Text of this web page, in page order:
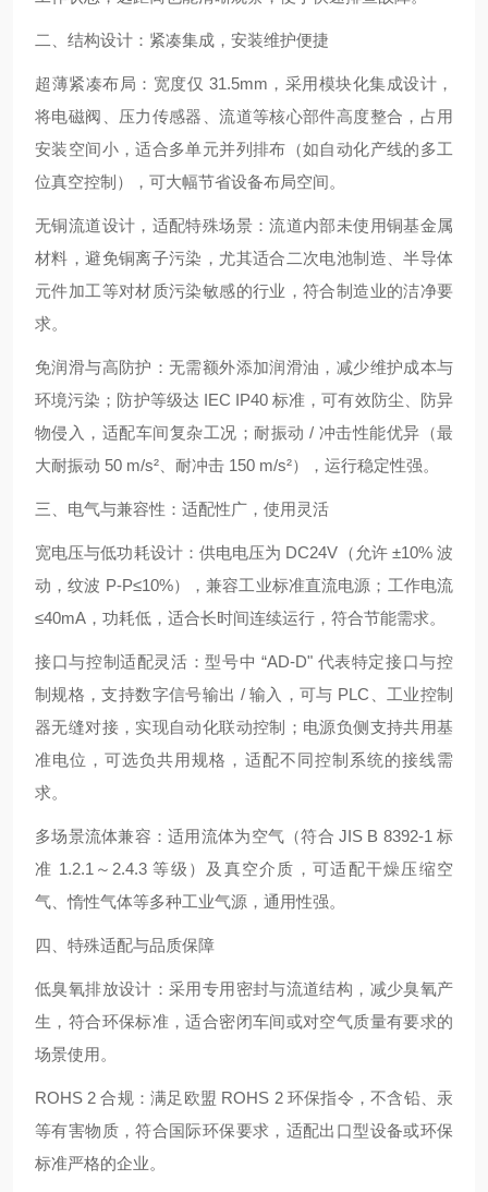
二、结构设计：紧凑集成，安装维护便捷
超薄紧凑布局：宽度仅 31.5mm，采用模块化集成设计，
将电磁阀、压力传感器、流道等核心部件高度整合，占用
安装空间小，适合多单元并列排布（如自动化产线的多工
位真空控制），可大幅节省设备布局空间。
无铜流道设计，适配特殊场景：流道内部未使用铜基金属
材料，避免铜离子污染，尤其适合二次电池制造、半导体
元件加工等对材质污染敏感的行业，符合制造业的洁净要
求。
免润滑与高防护：无需额外添加润滑油，减少维护成本与
环境污染；防护等级达 IEC IP40 标准，可有效防尘、防异
物侵入，适配车间复杂工况；耐振动 / 冲击性能优异（最
大耐振动 50 m/s²、耐冲击 150 m/s²），运行稳定性强。
三、电气与兼容性：适配性广，使用灵活
宽电压与低功耗设计：供电电压为 DC24V（允许 ±10% 波
动，纹波 P-P≤10%），兼容工业标准直流电源；工作电流
≤40mA，功耗低，适合长时间连续运行，符合节能需求。
接口与控制适配灵活：型号中 “AD-D" 代表特定接口与控
制规格，支持数字信号输出 / 输入，可与 PLC、工业控制
器无缝对接，实现自动化联动控制；电源负侧支持共用基
准电位，可选负共用规格，适配不同控制系统的接线需
求。
多场景流体兼容：适用流体为空气（符合 JIS B 8392-1 标
准 1.2.1～2.4.3 等级）及真空介质，可适配干燥压缩空
气、惰性气体等多种工业气源，通用性强。
四、特殊适配与品质保障
低臭氧排放设计：采用专用密封与流道结构，减少臭氧产
生，符合环保标准，适合密闭车间或对空气质量有要求的
场景使用。
ROHS 2 合规：满足欧盟 ROHS 2 环保指令，不含铅、汞
等有害物质，符合国际环保要求，适配出口型设备或环保
标准严格的企业。